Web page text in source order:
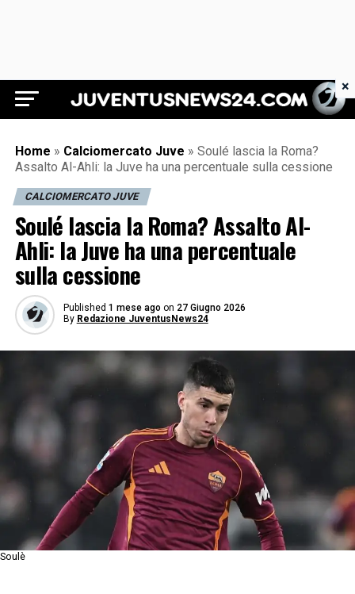
Juventus News 24
Home » Calciomercato Juve » Soulé lascia la Roma?
Assalto Al-Ahli: la Juve ha una percentuale sulla cessione
CALCIOMERCATO JUVE
Soulé lascia la Roma? Assalto Al-
Ahli: la Juve ha una percentuale
sulla cessione
Published 1 mese ago on 27 Giugno 2026
By Redazione JuventusNews24
Soulè
×